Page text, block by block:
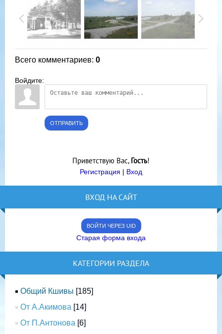
Всего комментариев: 0
Войдите:
ОТПРАВИТЬ
Приветствую Вас, Гость!
Регистрация | Вход
ВХОД НА САЙТ
ВОЙТИ ЧЕРЕЗ UID
Старая форма входа
КАТЕГОРИИ РАЗДЕЛА
Общий Кшивы [185]
От А.Акимова [14]
От П.Антонова [6]